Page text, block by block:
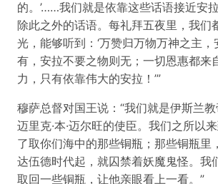
的。’……我们就是依靠这些话语接近安
除此之外的话语。每礼拜五夜里，我们
光，能够听到：‘万赞归万物万神之主
有，安拉不要之物则无；一切恩惠都来
力，只有依靠伟大的安拉！’”
穆萨总督对国王说：“我们就是伊斯兰教
迈里克·本·迈尔旺的使臣。我们之所以
了取你们海中的那些铜瓶；那些铜瓶里
达伍德时代起，就囚禁着妖魔鬼怪。我
取回一些铜瓶，让他亲眼看上一看。”